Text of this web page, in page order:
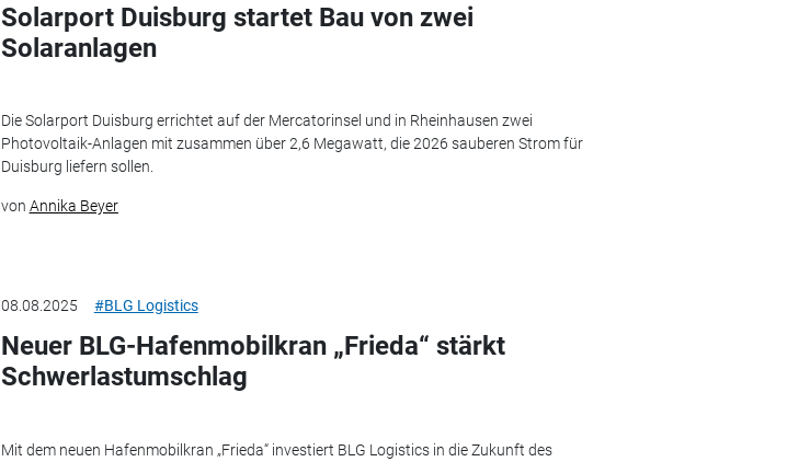
Solarport Duisburg startet Bau von zwei
Solaranlagen
Die Solarport Duisburg errichtet auf der Mercatorinsel und in Rheinhausen zwei
Photovoltaik-Anlagen mit zusammen über 2,6 Megawatt, die 2026 sauberen Strom für
Duisburg liefern sollen.
von Annika Beyer
08.08.2025 #BLG Logistics
Neuer BLG-Hafenmobilkran „Frieda“ stärkt
Schwerlastumschlag
Mit dem neuen Hafenmobilkran „Frieda“ investiert BLG Logistics in die Zukunft des